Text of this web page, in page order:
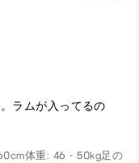
ラムが入ってるの
体重: 46 - 50kg足の